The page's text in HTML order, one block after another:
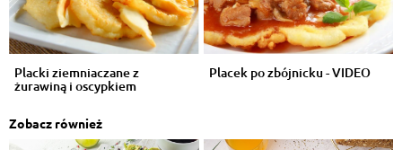
Placki ziemniaczane z
żurawiną i oscypkiem
Placek po zbójnicku - VIDEO
Zobacz również